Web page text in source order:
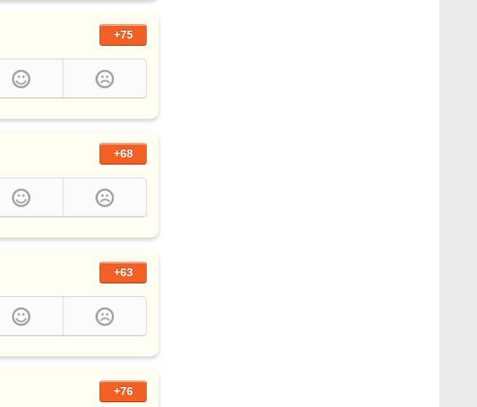
+75
+68
+63
+76